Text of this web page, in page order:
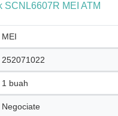
SCNL6607R MEI ATM
MEI
252071022
1 buah
Negociate